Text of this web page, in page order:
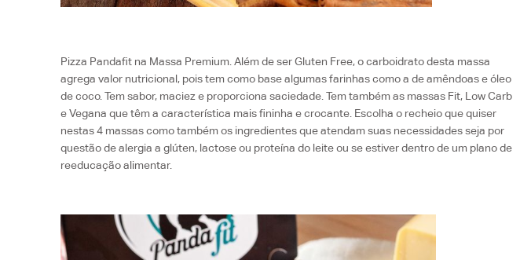
Pizza Pandafit na Massa Premium. Além de ser Gluten Free, o carboidrato desta massa
agrega valor nutricional, pois tem como base algumas farinhas como a de amêndoas e óleo
de coco. Tem sabor, maciez e proporciona saciedade. Tem também as massas Fit, Low Carb
e Vegana que têm a característica mais fininha e crocante. Escolha o recheio que quiser
nestas 4 massas como também os ingredientes que atendam suas necessidades seja por
questão de alergia a glúten, lactose ou proteína do leite ou se estiver dentro de um plano de
reeducação alimentar.